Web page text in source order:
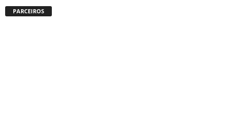
PARCEIROS